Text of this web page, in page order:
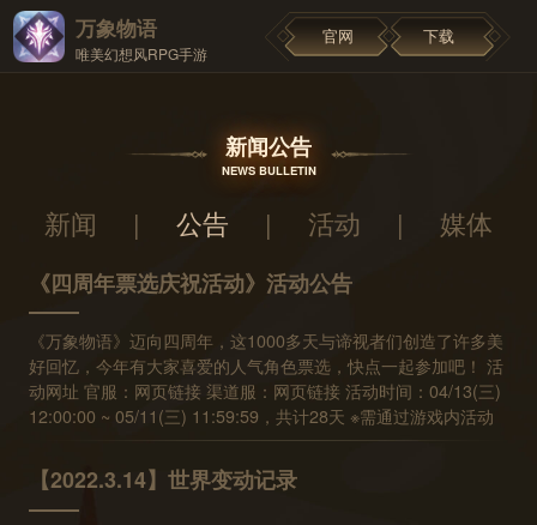
万象物语
唯美幻想风RPG手游
官网 下载
新闻公告
NEWS BULLETIN
新闻 | 公告 | 活动 | 媒体
《四周年票选庆祝活动》活动公告
《万象物语》迈向四周年，这1000多天与谛视者们创造了许多美
好回忆，今年有大家喜爱的人气角色票选，快点一起参加吧！ 活
动网址 官服：网页链接 渠道服：网页链接 活动时间：04/13(三)
12:00:00 ~ 05/11(三) 11:59:59，共计28天 ※需通过游戏内活动
公告图示点击进入才可以进行投票哦！
【2022.3.14】世界变动记录